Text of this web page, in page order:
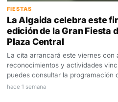
FIESTAS
La Algaida celebra este
edición de la Gran Fiesta
Plaza Central
La cita arrancará este viernes con
reconocimientos y actividades
puedes consultar la programación
hace 1 semana